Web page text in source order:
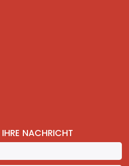
IHRE NACHRICHT